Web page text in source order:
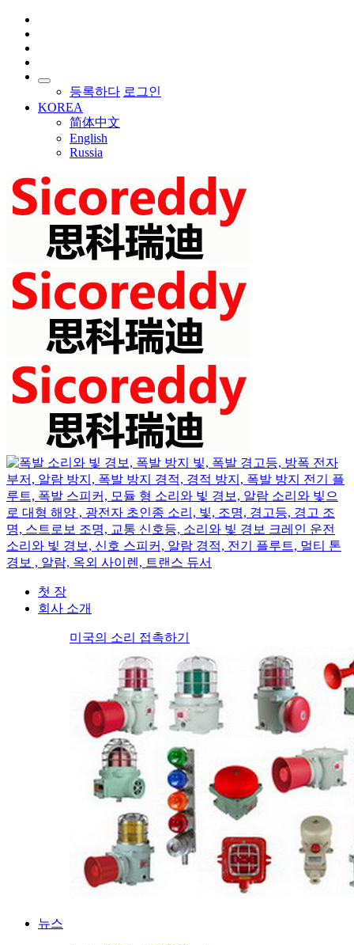
등록하다 로그인
KOREA
简体中文
English
Russia
첫 장
회사 소개
미국의 소리 접촉하기
뉴스